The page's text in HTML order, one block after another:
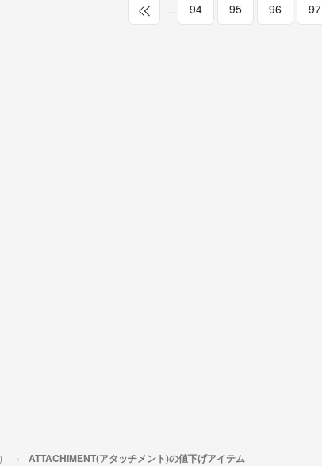
… 94 95 96 97
ATTACHIMENT(アタッチメント)の値下げアイテム